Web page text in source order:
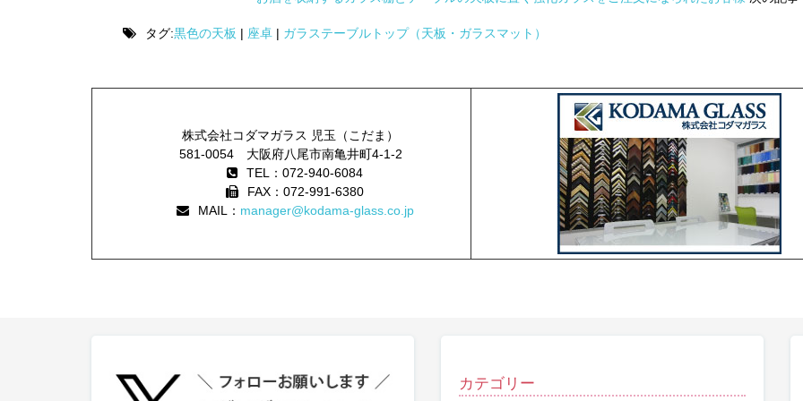
タグ:黒色の天板 | 座卓 | ガラステーブルトップ（天板・ガラスマット）
株式会社コダマガラス 児玉（こだま）
581-0054 大阪府八尾市南亀井町4-1-2
TEL：072-940-6084
FAX：072-991-6380
MAIL： manager@kodama-glass.co.jp
カテゴリー